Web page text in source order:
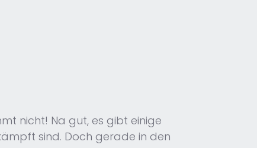
nicht! Na gut, es gibt einige
sind. Doch gerade in den